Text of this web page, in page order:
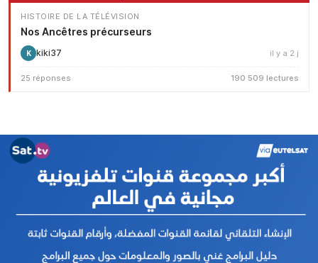
HISTOIRE DE LA TÉLÉVISION
Nos Ancêtres précurseurs
K kiki37 il y a 2 j
25 réponses 190 509 lectures